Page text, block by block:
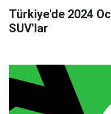
Türkiye'de 2024
SUV'lar